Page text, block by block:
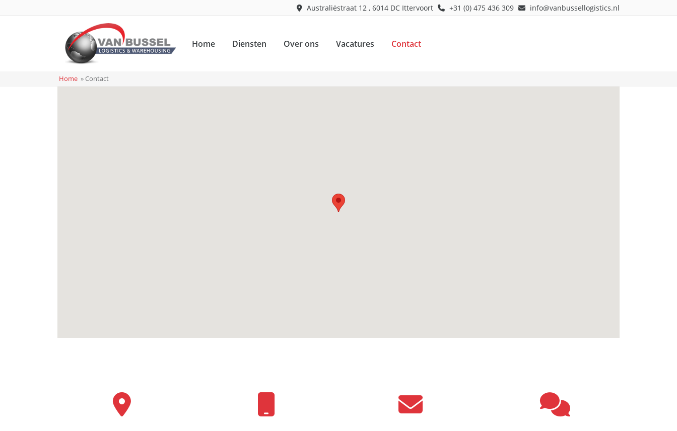
Australiëstraat 12 , 6014 DC Ittervoort +31 (0) 475 436 309 info@vanbussellogistics.nl
Home Diensten Over ons Vacatures Contact
Home »Contact